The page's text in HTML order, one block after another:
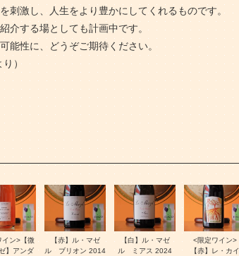
刺激し、人生をより豊かにしてくれるものです。
介する場としても計画中です。
能性に、どうぞご期待ください。
り）
イン>【微
】アンダ
【赤】ル・マゼ
ル ブリオン 2014
【白】ル・マゼ
ル ミアス 2024
<限定ワイン>
【赤】レ・カイ